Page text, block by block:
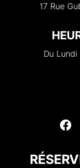
17 Rue
Du Lundi